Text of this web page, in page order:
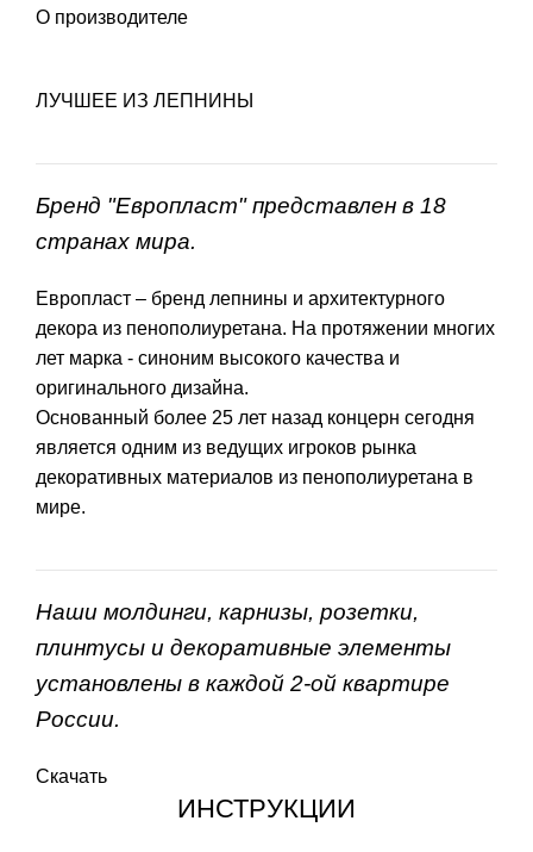
О производителе
ЛУЧШЕЕ ИЗ ЛЕПНИНЫ
Бренд "Европласт" представлен в 18
странах мира.
Европласт – бренд лепнины и архитектурного
декора из пенополиуретана. На протяжении многих
лет марка - синоним высокого качества и
оригинального дизайна.
Основанный более 25 лет назад концерн сегодня
является одним из ведущих игроков рынка
декоративных материалов из пенополиуретана в
мире.
Наши молдинги, карнизы, розетки,
плинтусы и декоративные элементы
установлены в каждой 2-ой квартире
России.
Скачать
ИНСТРУКЦИИ